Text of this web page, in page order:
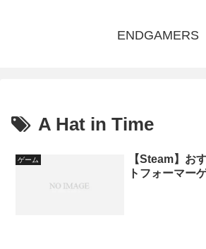
ENDGAMERS
A Hat in Time
ゲーム
【Steam】お
トフォーマー